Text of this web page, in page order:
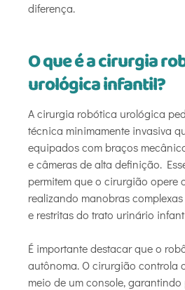
diferença.
O que é a cirurgia
urológica infantil?
A cirurgia robótica urológica
técnica minimamente invasiva
equipados com braços
e câmeras de alta definição.
permitem que o cirurgião opere
realizando manobras
e restritas do trato urinário
É importante destacar que o
autônoma. O cirurgião controla
meio de um console,